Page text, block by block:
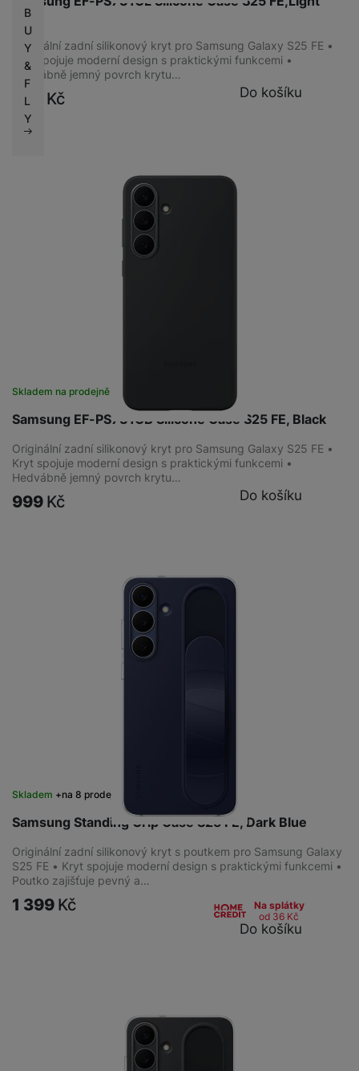
B
U
Y
&
F
L
Y
Blue
Originální zadní silikonový kryt pro Samsung Galaxy S25 FE •
Kryt spojuje moderní design s praktickými funkcemi •
Hedvábně jemný povrch krytu…
999 Kč Do košíku
Samsung EF-PS731CB Silicone Case S25 FE, Black
Skladem na prodejně
Originální zadní silikonový kryt pro Samsung Galaxy S25 FE •
Kryt spojuje moderní design s praktickými funkcemi •
Hedvábně jemný povrch krytu…
999 Kč Do košíku
Samsung Standing Grip Case S25 FE, Dark Blue
Skladem na 8 prodejnách
Originální zadní silikonový kryt s poutkem pro Samsung Galaxy
S25 FE • Kryt spojuje moderní design s praktickými funkcemi •
Poutko zajišťuje pevný a…
1 399 Kč
Na splátky
od 36 Kč
Do košíku